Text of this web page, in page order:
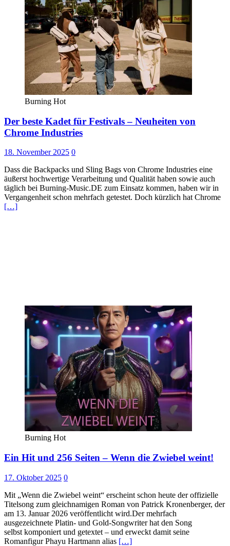
Burning Hot
Der beste Kadet für Festivals – Neuheiten von
Chrome Industries
18. November 2025 0
Dass die Backpacks und Sling Bags von Chrome Industries eine
äußerst hochwertige Verarbeitung und Qualität haben sowie auch
täglich bei Burning-Music.DE zum Einsatz kommen, haben wir in
Vergangenheit schon mehrfach getestet. Doch kürzlich hat Chrome
[…]
Burning Hot
Ein Hit und 256 Seiten – Wenn die Zwiebel weint!
17. Oktober 2025 0
Mit „Wenn die Zwiebel weint“ erscheint schon heute der offizielle
Titelsong zum gleichnamigen Roman von Patrick Kronenberger, der
am 13. Januar 2026 veröffentlicht wird.Der mehrfach
ausgezeichnete Platin- und Gold-Songwriter hat den Song
selbst komponiert und getextet – und erweckt damit seine
Romanfigur Phayu Hartmann alias […]